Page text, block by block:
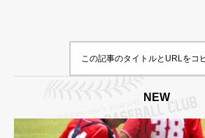
この記事のタイトルとURLをコ
NEW